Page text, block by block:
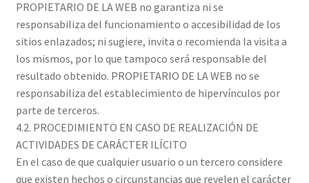
PROPIETARIO DE LA WEB no garantiza ni se
responsabiliza del funcionamiento o accesibilidad de los
sitios enlazados; ni sugiere, invita o recomienda la visita a
los mismos, por lo que tampoco será responsable del
resultado obtenido. PROPIETARIO DE LA WEB no se
responsabiliza del establecimiento de hipervínculos por
parte de terceros.
4.2. PROCEDIMIENTO EN CASO DE REALIZACIÓN DE
ACTIVIDADES DE CARÁCTER ILÍCITO
En el caso de que cualquier usuario o un tercero considere
que existen hechos o circunstancias que revelen el carácter